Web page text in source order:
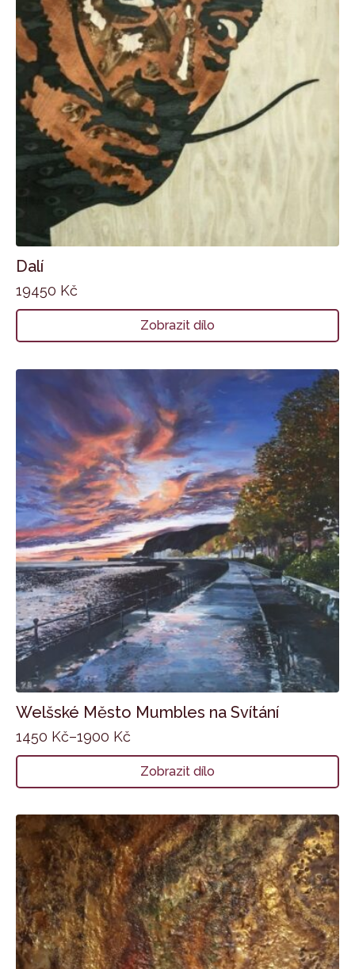
Dalí
19450 Kč
Zobrazit dílo
Welšské Město Mumbles na Svítání
1450 Kč–1900 Kč
Zobrazit dílo